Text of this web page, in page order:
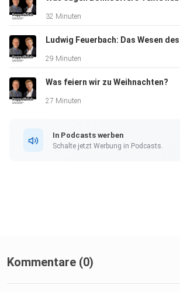
32 Minuten
29 Minuten
Was feiern wir zu Weihnachten?
27 Minuten
In Podcasts werben
Schalte jetzt Werbung in Podcasts.
Kommentare (0)